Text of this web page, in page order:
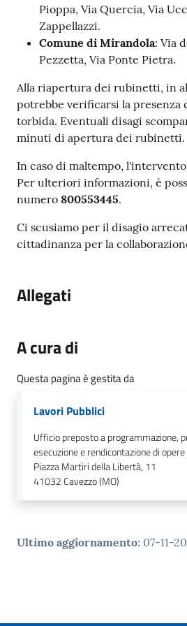
Pioppa, Via Quercia, Via
Zappellazzi.
Comune di Mirandola: Via
Pezzetta, Via Ponte Pietra.
Alla riapertura dei rubinetti, in
potrebbe verificarsi la presenza
torbida. Eventuali disagi
minuti di apertura dei rubinetti.
In caso di maltempo,
Per ulteriori informazioni, è
numero 800553445.
Ci scusiamo per il disagio
cittadinanza per la
Allegati
A cura di
Questa pagina è gestita da
Lavori Pubblici
Ufficio preposto a programmazione,
esecuzione e rendicontazione di
Piazza Martiri della Libertà, 11
41032Cavezzo (MO)
Ultimo aggiornamento: 07-11-